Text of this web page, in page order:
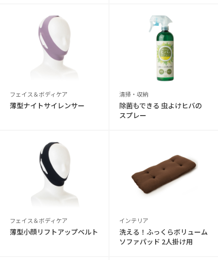
フェイス＆ボディケア
薄型ナイトサイレンサー
清掃・収納
除菌もできる 虫よけヒバの
スプレー
フェイス＆ボディケア
薄型小顔リフトアップベルト
インテリア
洗える！ふっくらボリューム
ソファパッド 2人掛け用